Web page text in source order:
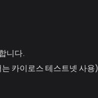
니다.
카이로스 테스트넷 사용)